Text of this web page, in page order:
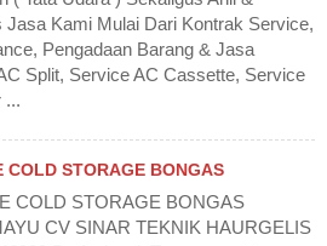
Jasa Kami Mulai Dari Kontrak Service,
Pengadaan Barang & Jasa
Split, Service AC Cassette, Service
...
COLD STORAGE BONGAS
COLD STORAGE BONGAS
CV SINAR TEKNIK HAURGELIS